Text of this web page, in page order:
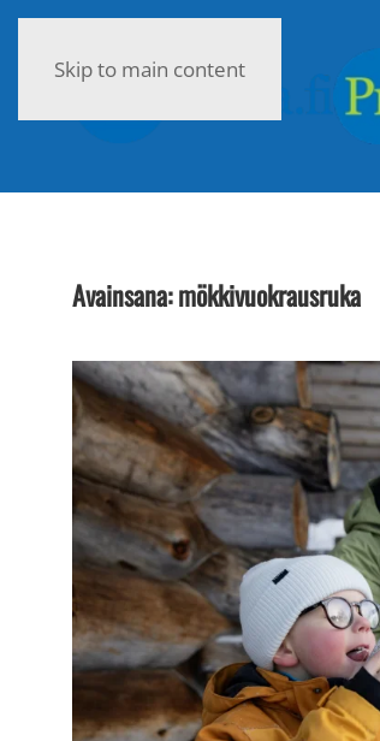
Skip to main content
Avainsana:mökkivuokrausruka